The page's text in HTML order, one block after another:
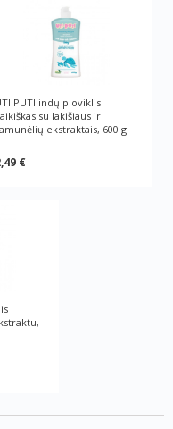
PUTI indų ploviklis
su lakišiaus ir
ekstraktais, 600 g
€